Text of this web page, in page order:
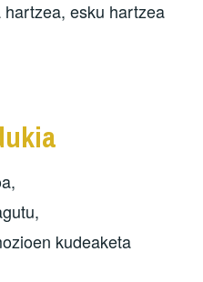
esku hartzea
kudeaketa